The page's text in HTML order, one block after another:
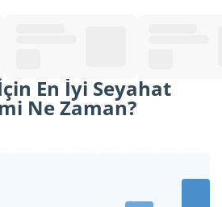
En İyi Seyahat
Ne Zaman?